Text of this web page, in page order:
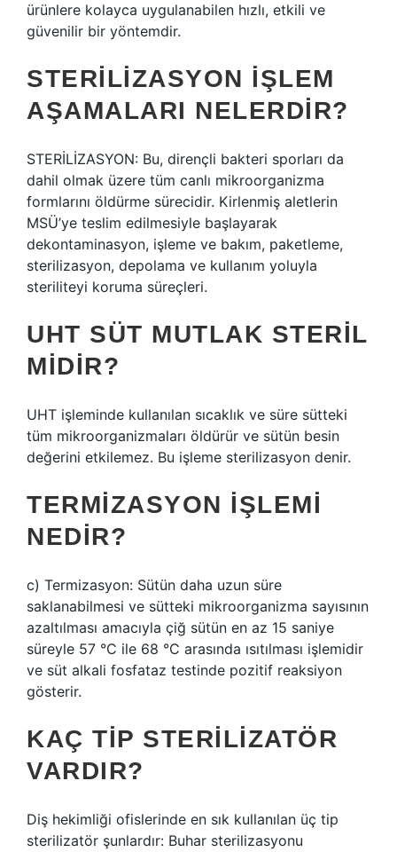
ürünlere kolayca uygulanabilen hızlı, etkili ve
güvenilir bir yöntemdir.
STERILIZASYON IŞLEM
AŞAMALARI NELERDIR?
STERİLİZASYON: Bu, dirençli bakteri sporları da
dahil olmak üzere tüm canlı mikroorganizma
formlarını öldürme sürecidir. Kirlenmiş aletlerin
MSÜ’ye teslim edilmesiyle başlayarak
dekontaminasyon, işleme ve bakım, paketleme,
sterilizasyon, depolama ve kullanım yoluyla
steriliteyi koruma süreçleri.
UHT SÜT MUTLAK STERIL
MIDIR?
UHT işleminde kullanılan sıcaklık ve süre sütteki
tüm mikroorganizmaları öldürür ve sütün besin
değerini etkilemez. Bu işleme sterilizasyon denir.
TERMIZASYON IŞLEMI
NEDIR?
c) Termizasyon: Sütün daha uzun süre
saklanabilmesi ve sütteki mikroorganizma sayısının
azaltılması amacıyla çiğ sütün en az 15 saniye
süreyle 57 °C ile 68 °C arasında ısıtılması işlemidir
ve süt alkali fosfataz testinde pozitif reaksiyon
gösterir.
KAÇ TIP STERILIZATÖR
VARDIR?
Diş hekimliği ofislerinde en sık kullanılan üç tip
sterilizatör şunlardır: Buhar sterilizasyonu